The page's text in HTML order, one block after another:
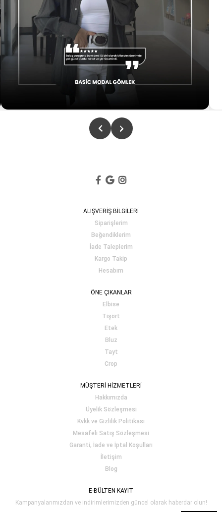
ALIŞVERİŞ BİLGİLERİ
Siparişlerim
Beğendiklerim
İade Taleplerim
Kargo Takip
Hesabım
ÖNE ÇIKANLAR
Elbise
Tişört
Etek
Bluz
Tayt
Crop
MÜŞTERİ HİZMETLERİ
Hakkımızda
Üyelik Sözleşmesi
Kvkk ve Gizlilik Politikası
Mesafeli Satış Sözleşmesi
Garanti, İade ve İptal Koşulları
İletişim
Blog
E-BÜLTEN KAYIT
Kampanyalarımızdan ve indirimlerimizden güncel olarak haberdar olun!